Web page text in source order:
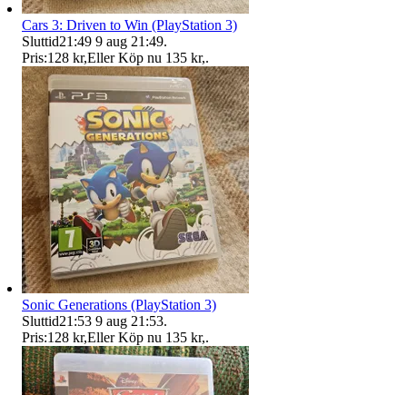
Cars 3: Driven to Win (PlayStation 3)
Sluttid21:49 9 aug 21:49.
Pris:128 kr,Eller Köp nu 135 kr,.
Sonic Generations (PlayStation 3)
Sluttid21:53 9 aug 21:53.
Pris:128 kr,Eller Köp nu 135 kr,.